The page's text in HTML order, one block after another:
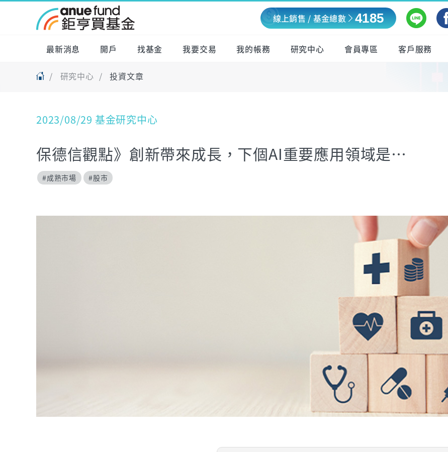
線上銷售 / 基金總數 4185
最新消息 開戶 找基金 我要交易 我的帳務 研究中心 會員專區 客戶服務
研究中心 投資文章
2023/08/29 基金研究中心
保德信觀點》創新帶來成長，下個AI重要應用領域是…
#成熟市場 #股市